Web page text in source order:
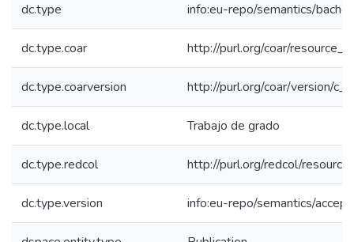
dc.type info:eu-repo/semantics/
dc.type.coar http://purl.org/coar/
dc.type.coarversion http://purl.org/coar/version/
dc.type.local Trabajo de grado
dc.type.redcol http://purl.org/redcol/
dc.type.version info:eu-repo/semantics/